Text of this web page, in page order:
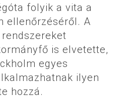
folyik a vita a
ellenőrzéséről. A
is elvetette,
egyes
ilyen
hozzá.